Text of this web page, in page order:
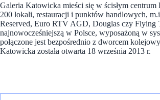
Galeria Katowicka mieści się w ścisłym
200 lokali, restauracji i punktów handlowych,
Reserved, Euro RTV AGD, Douglas czy Flying
najnowocześniejszą w Polsce, wyposażoną w
połączone jest bezpośrednio z dworcem
Katowicka została otwarta 18 września 2013 r.